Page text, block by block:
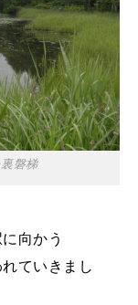
磐梯
向かう
ていきまし